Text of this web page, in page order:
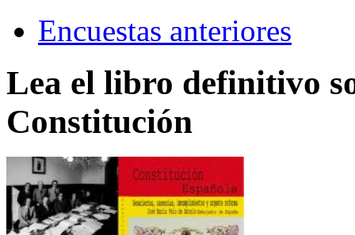
Encuestas anteriores
Lea el libro definitivo
Constitución